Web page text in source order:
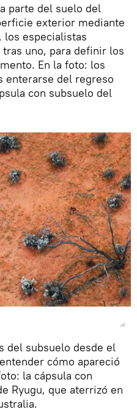
parte del suelo del
exterior mediante
los especialistas
uno, para definir los
En la foto: los
enterarse del regreso
con subsuelo del
del subsuelo desde el
cómo apareció
la cápsula con
Ryugu, que aterrizó en